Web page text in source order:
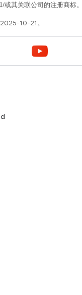
其关联公司的注册商标。
10-21。